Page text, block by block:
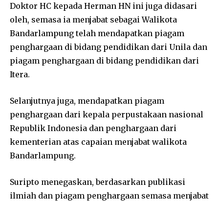
Doktor HC kepada Herman HN ini juga didasari
oleh, semasa ia menjabat sebagai Walikota
Bandarlampung telah mendapatkan piagam
penghargaan di bidang pendidikan dari Unila dan
piagam penghargaan di bidang pendidikan dari
Itera.
Selanjutnya juga, mendapatkan piagam
penghargaan dari kepala perpustakaan nasional
Republik Indonesia dan penghargaan dari
kementerian atas capaian menjabat walikota
Bandarlampung.
Suripto menegaskan, berdasarkan publikasi
ilmiah dan piagam penghargaan semasa menjabat